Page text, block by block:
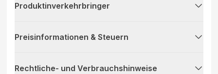
Produktinverkehrbringer
Preisinformationen & Steuern
Rechtliche- und Verbrauchshinweise